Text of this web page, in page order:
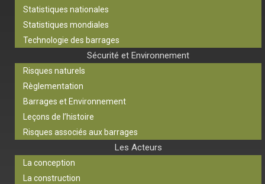
Statistiques nationales
Statistiques mondiales
Technologie des barrages
Sécurité et Environnement
Risques naturels
Règlementation
Barrages et Environnement
Leçons de l’histoire
Risques associés aux barrages
Les Acteurs
La conception
La construction